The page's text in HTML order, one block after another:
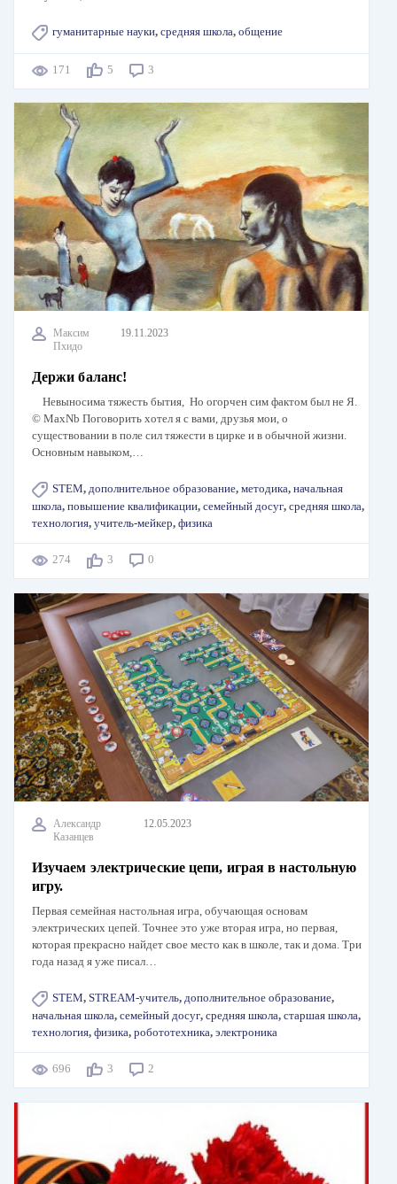
гуманитарные науки, средняя школа, общение
171 5 3
Максим
Пхидо
19.11.2023
Держи баланс!
Невыносима тяжесть бытия, Но огорчен сим фактом был не Я.
© MaxNb Поговорить хотел я с вами, друзья мои, о
существовании в поле сил тяжести в цирке и в обычной жизни.
Основным навыком,…
STEM, дополнительное образование, методика, начальная
школа, повышение квалификации, семейный досуг, средняя школа,
технология, учитель-мейкер, физика
274 3 0
Александр
Казанцев
12.05.2023
Изучаем электрические цепи, играя в настольную
игру.
Первая семейная настольная игра, обучающая основам
электрических цепей. Точнее это уже вторая игра, но первая,
которая прекрасно найдет свое место как в школе, так и дома. Три
года назад я уже писал…
STEM, STREAM-учитель, дополнительное образование,
начальная школа, семейный досуг, средняя школа, старшая школа,
технология, физика, робототехника, электроника
696 3 2